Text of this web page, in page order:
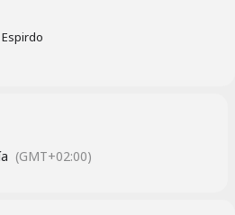
(GMT+02:00)